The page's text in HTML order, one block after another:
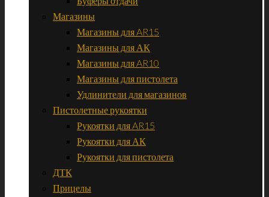
Магазины
Магазины для AR15
Магазины для АК
Магазины для AR10
Магазины для пистолета
Удлинители для магазинов
Пистолетные рукоятки
Рукоятки для AR15
Рукоятки для АК
Рукоятки для пистолета
ДТК
Прицелы